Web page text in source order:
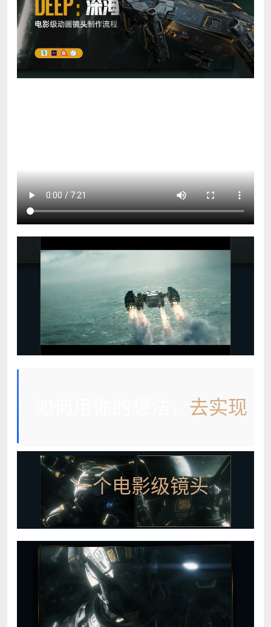
去实现
一个电影级镜头